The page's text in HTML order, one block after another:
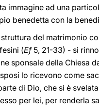
immagine ad una
benedetta con la
del matrimonio
(Ef5, 21-33) - si
sponsale della Chiesa
lo ricevono come
di Dio, che si è
per lei, per renderla